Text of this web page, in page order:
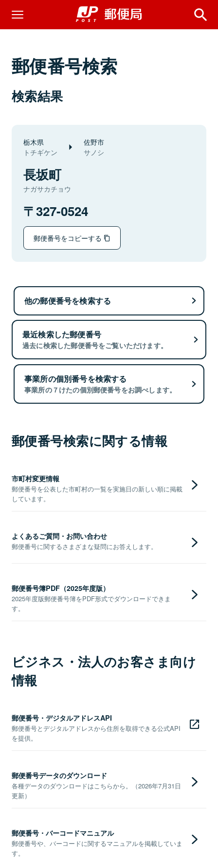
郵便番号検索
検索結果
栃木県
トチギケン
佐野市
サノシ
長坂町
ナガサカチョウ
327-0524
郵便番号をコピーする
他の郵便番号を検索する
最近検索した郵便番号
過去に検索した郵便番号をご覧いただけます。
事業所の個別番号を検索する
事業所の７けたの個別郵便番号をお調べします。
郵便番号検索に関する情報
市町村変更情報
郵便番号を公表した市町村の一覧を実施日の新しい順に掲載
しています。
よくあるご質問・お問い合わせ
郵便番号に関するさまざまな疑問にお答えします。
郵便番号簿PDF（2025年度版）
2025年度版郵便番号簿をPDF形式でダウンロードできま
す。
ビジネス・法人のお客さま向け
情報
郵便番号・デジタルアドレスAPI
郵便番号とデジタルアドレスから住所を取得できる公式API
を提供。
郵便番号データのダウンロード
各種データのダウンロードはこちらから。（2026年7月31日
更新）
郵便番号・バーコードマニュアル
郵便番号や、バーコードに関するマニュアルを掲載していま
す。